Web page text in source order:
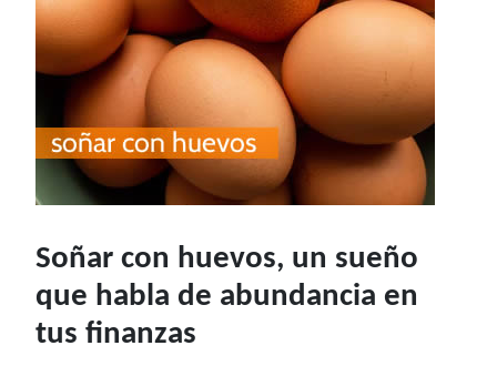
Soñar con huevos, un sueño
que habla de abundancia en
tus finanzas